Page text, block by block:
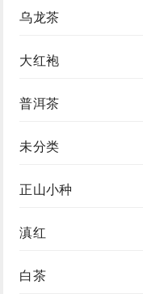
乌龙茶
大红袍
普洱茶
未分类
正山小种
滇红
白茶